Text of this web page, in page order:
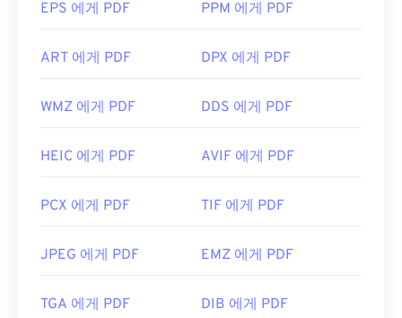
EPS 에게 PDF PPM 에게 PDF
ART 에게 PDF DPX 에게 PDF
WMZ 에게 PDF DDS 에게 PDF
HEIC 에게 PDF AVIF 에게 PDF
PCX 에게 PDF TIF 에게 PDF
JPEG 에게 PDF EMZ 에게 PDF
TGA 에게 PDF DIB 에게 PDF